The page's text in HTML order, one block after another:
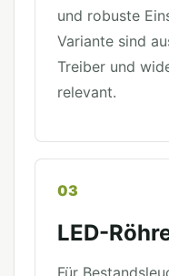
und robuste
Variante sind
Treiber und
relevant.
03
LED-
Für